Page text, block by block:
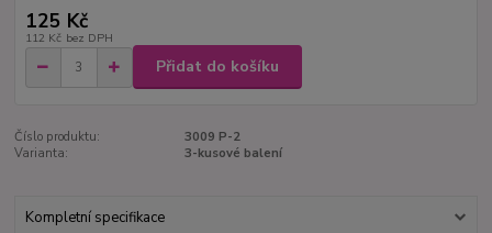
125 Kč
112 Kč bez DPH
Přidat do košíku
Číslo produktu:
3009 P-2
Varianta:
3-kusové balení
Kompletní specifikace